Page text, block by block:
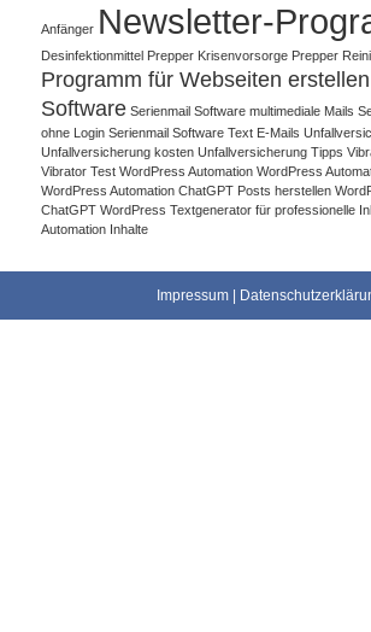
Anfänger Newsletter-
Desinfektionmittel Prepper Krisenvorsorge Prepper
Programm für Webseiten erstellen
Software Serienmail Software multimediale Mails
ohne Login Serienmail Software Text E-Mails
Unfallversicherung kosten Unfallversicherung Tipps
Vibrator Test WordPress Automation WordPress
WordPress Automation ChatGPT Posts herstellen
ChatGPT WordPress Textgenerator für professionelle
Automation Inhalte
Impressum|